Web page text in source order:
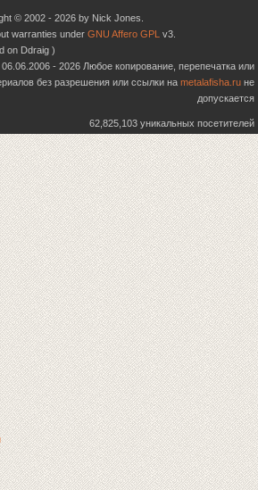
© 2002 - 2026 by Nick Jones.
warranties under GNU Affero GPL v3.
on Ddraig )
- 2026 Любое копирование, перепечатка или
без разрешения или ссылки на metalafisha.ru не
допускается
62,825,103 уникальных посетителей